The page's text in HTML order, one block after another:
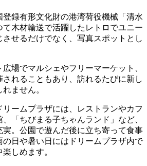
録有形文化財の港湾荷役機械「清水
木材輸送で活躍したレトロでユニー
させるだけでなく、写真スポットとし
場でマルシェやフリーマーケット、
されることもあり、訪れるたびに新し
ません。
リームプラザには、レストランやカフ
「ちびまる子ちゃんランド」など、
。公園で遊んだ後に立ち寄って食事
日や暑い日にはドリームプラザ内で
しめます。